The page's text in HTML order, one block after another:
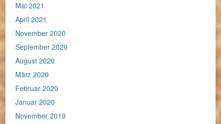
Mai 2021
April 2021
November 2020
September 2020
August 2020
März 2020
Februar 2020
Januar 2020
November 2019